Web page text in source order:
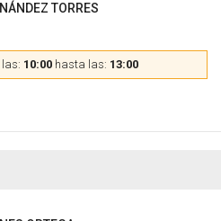
TORRES
las: 10:00 hasta las: 13:00